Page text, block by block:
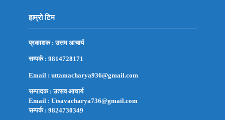
हाम्रो टिम
प्रकाशक : उत्तम आचार्य
सम्पर्क : 9814728171
Email : uttamacharya936@gmail.com
सम्पादक : उत्सव आचार्य
Email : Utsavacharya736@gmail.com
सम्पर्क : 9824730349